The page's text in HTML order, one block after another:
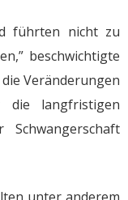
führten nicht zu
beschwichtigte
Veränderungen
langfristigen